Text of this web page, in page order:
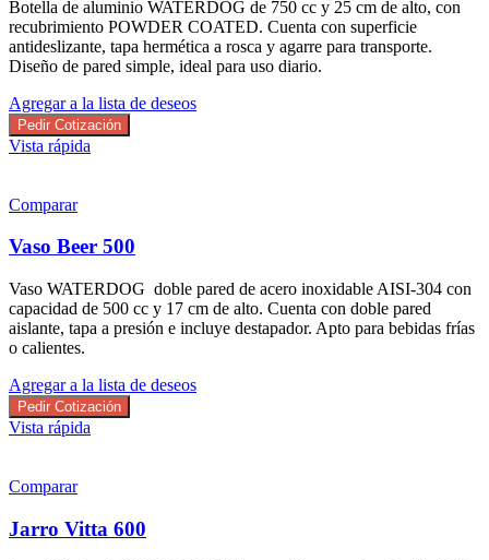
Botella de aluminio WATERDOG de 750 cc y 25 cm de alto, con
recubrimiento POWDER COATED. Cuenta con superficie
antideslizante, tapa hermética a rosca y agarre para transporte.
Diseño de pared simple, ideal para uso diario.
Agregar a la lista de deseos
Pedir Cotización
Vista rápida
Comparar
Vaso Beer 500
Vaso WATERDOG doble pared de acero inoxidable AISI-304 con
capacidad de 500 cc y 17 cm de alto. Cuenta con doble pared
aislante, tapa a presión e incluye destapador. Apto para bebidas frías
o calientes.
Agregar a la lista de deseos
Pedir Cotización
Vista rápida
Comparar
Jarro Vitta 600